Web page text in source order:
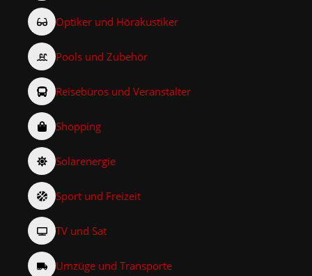
Optiker und Hörakustiker
Pools und Zubehör
Reisebüros und Veranstalter
Shopping
Solarenergie
Sport und Freizeit
TV und Sat
Umzüge und Transporte